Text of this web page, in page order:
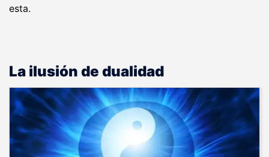
esta.
La ilusión de dualidad